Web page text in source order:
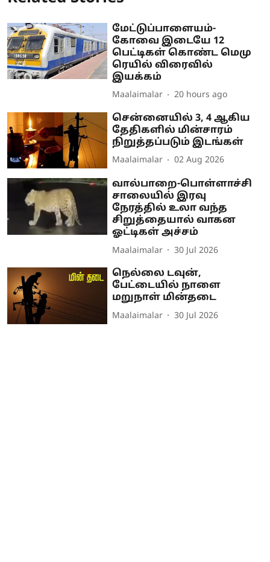
மேட்டுப்பாளையம்-
கோவை இடையே 12
பெட்டிகள் கொண்ட மெமு
ரெயில் விரைவில்
இயக்கம்
Maalaimalar 20 hours ago
சென்னையில் 3, 4 ஆகிய
தேதிகளில் மின்சாரம்
நிறுத்தப்படும் இடங்கள்
Maalaimalar 02 Aug 2026
வால்பாறை-பொள்ளாச்சி
சாலையில் இரவு
நேரத்தில் உலா வந்த
சிறுத்தையால் வாகன
ஓட்டிகள் அச்சம்
Maalaimalar 30 Jul 2026
நெல்லை டவுன்,
பேட்டையில் நாளை
மறுநாள் மின்தடை
Maalaimalar 30 Jul 2026